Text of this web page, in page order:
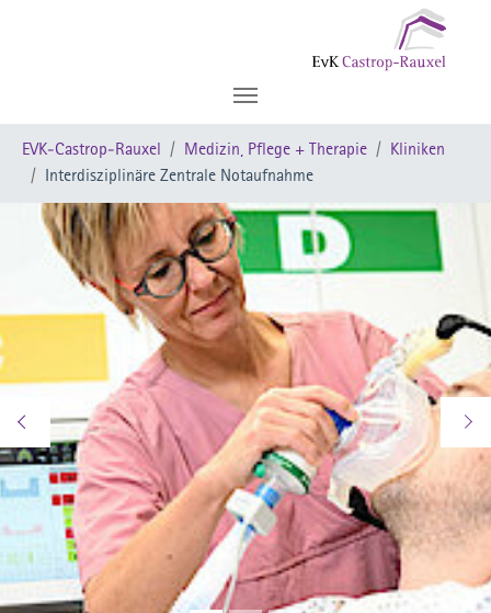
EVK-Castrop-Rauxel Medizin, Pflege + Therapie
Kliniken
Interdisziplinäre Zentrale Notaufnahme
Zurück